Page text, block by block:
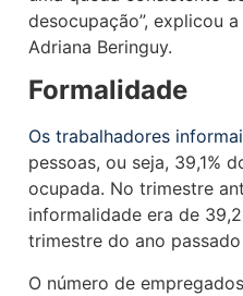
desocupação”, explicou
Adriana Beringuy.
Formalidade
Os trabalhadores
pessoas, ou seja, 39,1%
ocupada. No trimestre
informalidade era de
trimestre do ano
O número de